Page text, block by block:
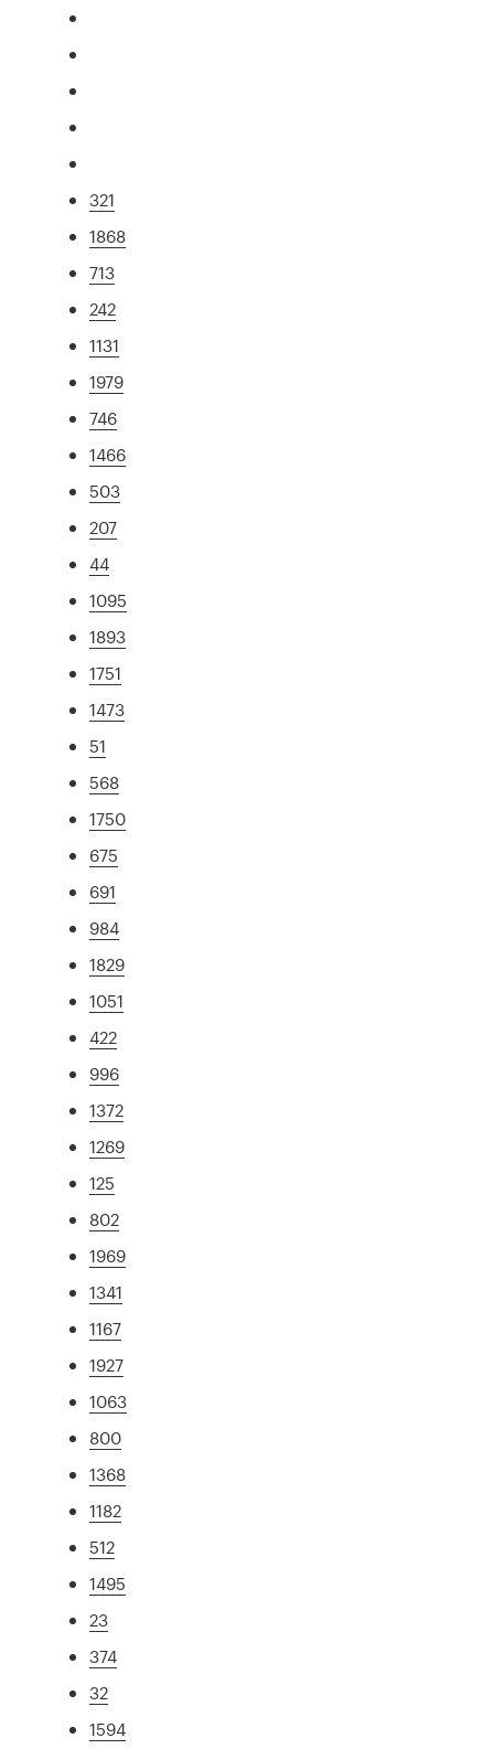
321
1868
713
242
1131
1979
746
1466
503
207
44
1095
1893
1751
1473
51
568
1750
675
691
984
1829
1051
422
996
1372
1269
125
802
1969
1341
1167
1927
1063
800
1368
1182
512
1495
23
374
32
1594